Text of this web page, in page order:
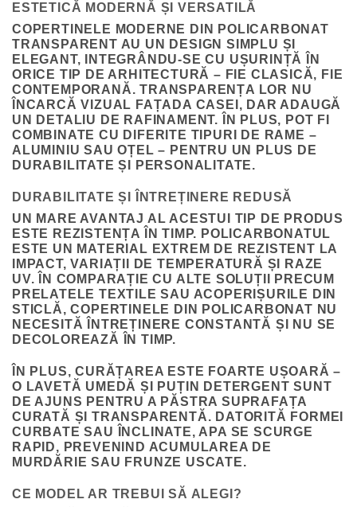
ESTETICĂ MODERNĂ ȘI VERSATILĂ
COPERTINELE MODERNE DIN
POLICARBONAT
TRANSPARENT AU UN DESIGN SIMPLU ȘI
ELEGANT, INTEGRÂNDU-SE CU UȘURINȚĂ ÎN
ORICE TIP DE ARHITECTURĂ – FIE CLASICĂ, FIE
CONTEMPORANĂ. TRANSPARENȚA LOR NU
ÎNCARCĂ VIZUAL FAȚADA CASEI, DAR ADAUGĂ
UN DETALIU DE RAFINAMENT. ÎN PLUS, POT FI
COMBINATE CU DIFERITE TIPURI DE RAME –
ALUMINIU SAU OȚEL – PENTRU UN PLUS DE
DURABILITATE ȘI PERSONALITATE.
DURABILITATE ȘI ÎNTREȚINERE REDUSĂ
UN MARE AVANTAJ AL ACESTUI TIP DE PRODUS
ESTE REZISTENȚA ÎN TIMP. POLICARBONATUL
ESTE UN MATERIAL EXTREM DE REZISTENT LA
IMPACT, VARIAȚII DE TEMPERATURĂ ȘI RAZE
UV. ÎN COMPARAȚIE CU ALTE SOLUȚII PRECUM
PRELATELE TEXTILE SAU ACOPERIȘURILE DIN
STICLĂ, COPERTINELE DIN POLICARBONAT NU
NECESITĂ ÎNTREȚINERE CONSTANTĂ ȘI NU SE
DECOLOREAZĂ ÎN TIMP.
ÎN PLUS, CURĂȚAREA ESTE FOARTE UȘOARĂ –
O LAVETĂ UMEDĂ ȘI PUȚIN DETERGENT SUNT
DE AJUNS PENTRU A PĂSTRA SUPRAFAȚA
CURATĂ ȘI TRANSPARENTĂ. DATORITĂ FORMEI
CURBATE SAU ÎNCLINATE, APA SE SCURGE
RAPID, PREVENIND ACUMULAREA DE
MURDĂRIE SAU FRUNZE USCATE.
CE MODEL AR TREBUI SĂ ALEGI?